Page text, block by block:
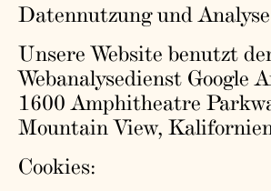
Datennutzung und
Unsere Website benutzt
Webanalysedienst Google
1600 Amphitheatre
Mountain View,
Cookies: